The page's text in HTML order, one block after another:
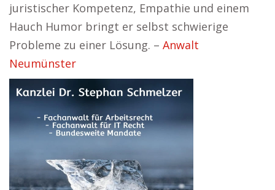
juristischer Kompetenz, Empathie und einem
Hauch Humor bringt er selbst schwierige
Probleme zu einer Lösung. – Anwalt
Neumünster